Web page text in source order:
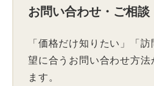
お問い合わせ・ご相談
「価格だけ知りたい」「
望に合うお問い合わせ方
ます。